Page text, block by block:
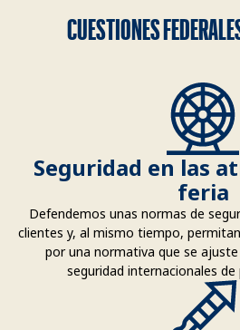
CUESTIONES
Seguridad en las
feria
Defendemos unas normas de
clientes y, al mismo tiempo,
por una normativa que se
seguridad internacionales de